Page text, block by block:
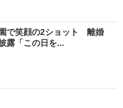
で笑顔の2ショット 離婚
露「この日を...